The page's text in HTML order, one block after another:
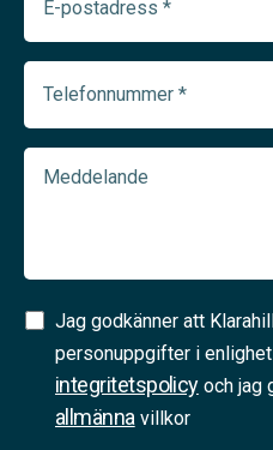
postadress
(Required)
Telefonnummer
(Required)
Meddelande
Samtycke
(Required)
Jag godkänner att
personuppgifter i
integritetspolicyoch jag
allmänna villkor